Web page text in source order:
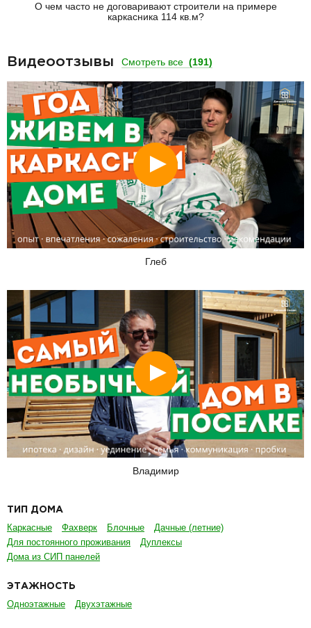
О чем часто не договаривают строители на примере
каркасника 114 кв.м?
Видеоотзывы Смотреть все (191)
Смотреть
Глеб
Смотреть
Владимир
ТИП ДОМА
Каркасные Фахверк Блочные
Дачные (летние)
Для постоянного проживания
Дуплексы
Дома из СИП панелей
ЭТАЖНОСТЬ
Одноэтажные Двухэтажные